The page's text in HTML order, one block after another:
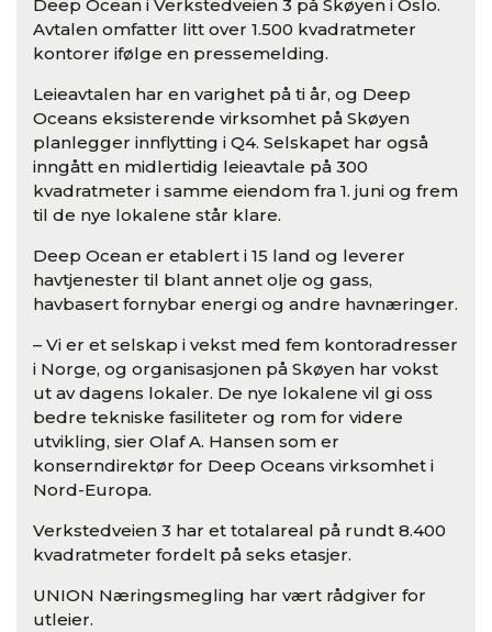
Deep Ocean i Verkstedveien 3 på Skøyen i Oslo.
Avtalen omfatter litt over 1.500 kvadratmeter
kontorer ifølge en pressemelding.
Leieavtalen har en varighet på ti år, og Deep
Oceans eksisterende virksomhet på Skøyen
planlegger innflytting i Q4. Selskapet har også
inngått en midlertidig leieavtale på 300
kvadratmeter i samme eiendom fra 1. juni og frem
til de nye lokalene står klare.
Deep Ocean er etablert i 15 land og leverer
havtjenester til blant annet olje og gass,
havbasert fornybar energi og andre havnæringer.
– Vi er et selskap i vekst med fem kontoradresser
i Norge, og organisasjonen på Skøyen har vokst
ut av dagens lokaler. De nye lokalene vil gi oss
bedre tekniske fasiliteter og rom for videre
utvikling, sier Olaf A. Hansen som er
konserndirektør for Deep Oceans virksomhet i
Nord-Europa.
Verkstedveien 3 har et totalareal på rundt 8.400
kvadratmeter fordelt på seks etasjer.
UNION Næringsmegling har vært rådgiver for
utleier.